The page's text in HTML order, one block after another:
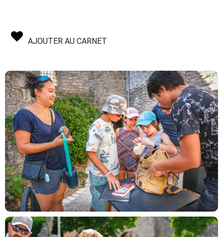
AJOUTER AU CARNET